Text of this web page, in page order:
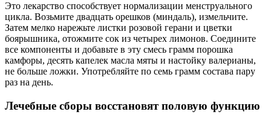
Это лекарство способствует нормализации менструального
цикла. Возьмите двадцать орешков (миндаль), измельчите.
Затем мелко нарежьте листки розовой герани и цветки
боярышника, отожмите сок из четырех лимонов. Соедините
все компоненты и добавьте в эту смесь грамм порошка
камфоры, десять капелек масла мяты и настойку валерианы,
не больше ложки. Употребляйте по семь грамм состава пару
раз на день.
Лечебные сборы восстановят половую функцию